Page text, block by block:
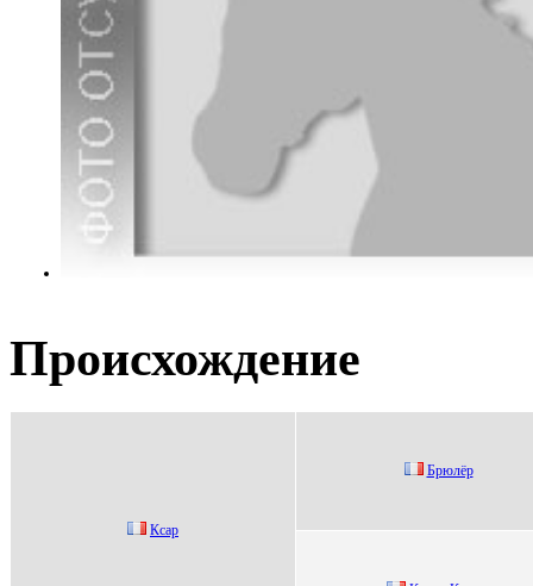
Происхождение
Ксap
Брюлёр